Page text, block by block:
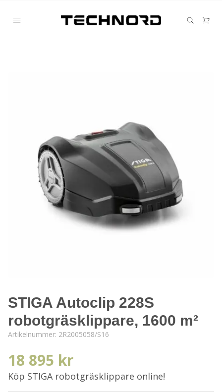
STIGA Autoclip 228S
robotgräsklippare, 1600 m²
Artikelnummer: 2R2005058/S16
18 895 kr
Köp STIGA robotgräsklippare online!